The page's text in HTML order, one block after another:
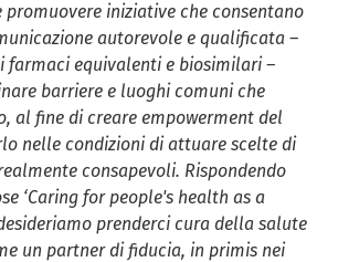
promuovere iniziative che consentano
autorevole e qualificata –
farmaci equivalenti e biosimilari –
barriere e luoghi comuni che
al fine di creare empowerment del
nelle condizioni di attuare scelte di
consapevoli. Rispondendo
‘Caring for people's health as a
prenderci cura della salute
un partner di fiducia, in primis nei